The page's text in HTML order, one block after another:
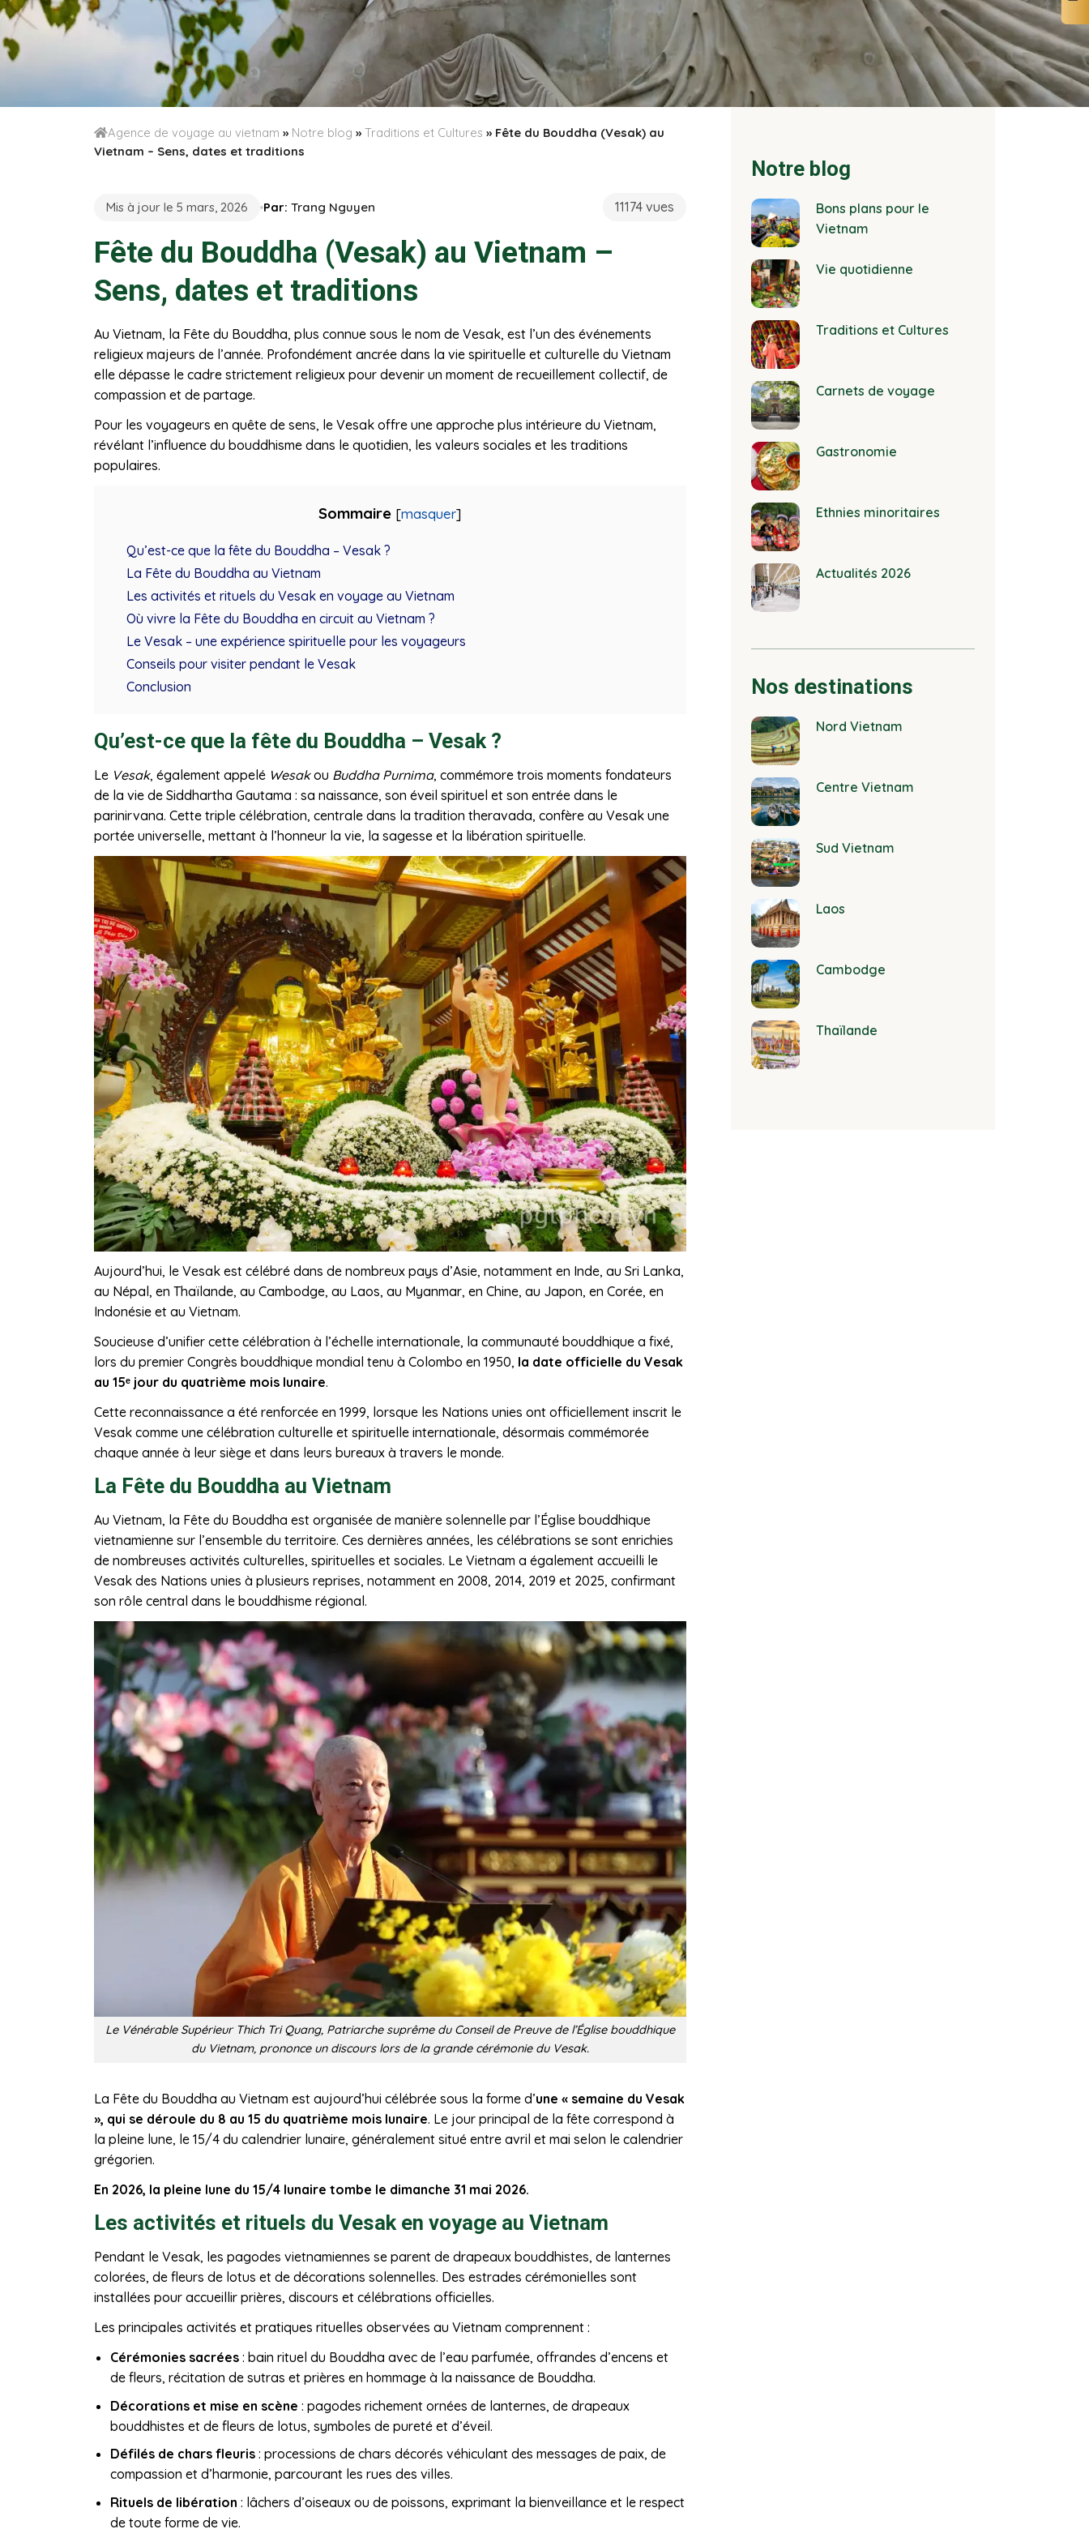
Agence de voyage au vietnam » Notre blog » Traditions et Cultures » Fête du Bouddha (Vesak) au
Vietnam – Sens, dates et traditions
Mis à jour le 5 mars, 2026 Par: Trang Nguyen 11174 vues
Fête du Bouddha (Vesak) au Vietnam –
Sens, dates et traditions
Au Vietnam, la Fête du Bouddha, plus connue sous le nom de Vesak, est l’un des événements
religieux majeurs de l’année. Profondément ancrée dans la vie spirituelle et culturelle du Vietnam
elle dépasse le cadre strictement religieux pour devenir un moment de recueillement collectif, de
compassion et de partage.
Pour les voyageurs en quête de sens, le Vesak offre une approche plus intérieure du Vietnam,
révélant l’influence du bouddhisme dans le quotidien, les valeurs sociales et les traditions
populaires.
Sommaire [masquer]
Qu’est-ce que la fête du Bouddha – Vesak ?
La Fête du Bouddha au Vietnam
Les activités et rituels du Vesak en voyage au Vietnam
Où vivre la Fête du Bouddha en circuit au Vietnam ?
Le Vesak – une expérience spirituelle pour les voyageurs
Conseils pour visiter pendant le Vesak
Conclusion
Qu’est-ce que la fête du Bouddha – Vesak ?
Le Vesak, également appelé Wesakou Buddha Purnima, commémore trois moments fondateurs
de la vie de Siddhartha Gautama : sa naissance, son éveil spirituel et son entrée dans le
parinirvana. Cette triple célébration, centrale dans la tradition theravada, confère au Vesak une
portée universelle, mettant à l’honneur la vie, la sagesse et la libération spirituelle.
Aujourd’hui, le Vesak est célébré dans de nombreux pays d’Asie, notamment en Inde, au Sri Lanka,
au Népal, en Thaïlande, au Cambodge, au Laos, au Myanmar, en Chine, au Japon, en Corée, en
Indonésie et au Vietnam.
Soucieuse d’unifier cette célébration à l’échelle internationale, la communauté bouddhique a fixé,
lors du premier Congrès bouddhique mondial tenu à Colombo en 1950, la date officielle du Vesak
au 15ᵉ jour du quatrième mois lunaire.
Cette reconnaissance a été renforcée en 1999, lorsque les Nations unies ont officiellement inscrit le
Vesak comme une célébration culturelle et spirituelle internationale, désormais commémorée
chaque année à leur siège et dans leurs bureaux à travers le monde.
La Fête du Bouddha au Vietnam
Au Vietnam, la Fête du Bouddha est organisée de manière solennelle par l’Église bouddhique
vietnamienne sur l’ensemble du territoire. Ces dernières années, les célébrations se sont enrichies
de nombreuses activités culturelles, spirituelles et sociales. Le Vietnam a également accueilli le
Vesak des Nations unies à plusieurs reprises, notamment en 2008, 2014, 2019 et 2025, confirmant
son rôle central dans le bouddhisme régional.
Le Vénérable Supérieur Thich Tri Quang, Patriarche suprême du Conseil de Preuve de l’Église bouddhique
du Vietnam, prononce un discours lors de la grande cérémonie du Vesak.
La Fête du Bouddha au Vietnam est aujourd’hui célébrée sous la forme d’une « semaine du Vesak
», qui se déroule du 8 au 15 du quatrième mois lunaire. Le jour principal de la fête correspond à
la pleine lune, le 15/4 du calendrier lunaire, généralement situé entre avril et mai selon le calendrier
grégorien.
En 2026, la pleine lune du 15/4 lunaire tombe le dimanche 31 mai 2026.
Les activités et rituels du Vesak en voyage au Vietnam
Pendant le Vesak, les pagodes vietnamiennes se parent de drapeaux bouddhistes, de lanternes
colorées, de fleurs de lotus et de décorations solennelles. Des estrades cérémonielles sont
installées pour accueillir prières, discours et célébrations officielles.
Les principales activités et pratiques rituelles observées au Vietnam comprennent :
Cérémonies sacrées: bain rituel du Bouddha avec de l’eau parfumée, offrandes d’encens et
de fleurs, récitation de sutras et prières en hommage à la naissance de Bouddha.
Décorations et mise en scène : pagodes richement ornées de lanternes, de drapeaux
bouddhistes et de fleurs de lotus, symboles de pureté et d’éveil.
Défilés de chars fleuris: processions de chars décorés véhiculant des messages de paix, de
compassion et d’harmonie, parcourant les rues des villes.
Rituels de libération : lâchers d’oiseaux ou de poissons, exprimant la bienveillance et le respect
de toute forme de vie.
Notre blog
Bons plans pour le
Vietnam
Vie quotidienne
Traditions et Cultures
Carnets de voyage
Gastronomie
Ethnies minoritaires
Actualités 2026
Nos destinations
Nord Vietnam
Centre Vietnam
Sud Vietnam
Laos
Cambodge
Thaïlande